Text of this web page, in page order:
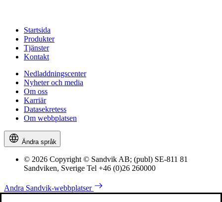
Startsida
Produkter
Tjänster
Kontakt
Nedladdningscenter
Nyheter och media
Om oss
Karriär
Datasekretess
Om webbplatsen
Ändra språk
© 2026 Copyright © Sandvik AB; (publ) SE-811 81
Sandviken, Sverige Tel +46 (0)26 260000
Andra Sandvik-webbplatser